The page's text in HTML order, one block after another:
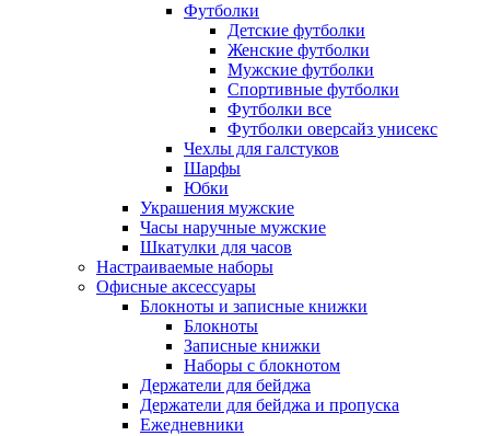
Футболки
Детские футболки
Женские футболки
Мужские футболки
Спортивные футболки
Футболки все
Футболки оверсайз унисекс
Чехлы для галстуков
Шарфы
Юбки
Украшения мужские
Часы наручные мужские
Шкатулки для часов
Настраиваемые наборы
Офисные аксессуары
Блокноты и записные книжки
Блокноты
Записные книжки
Наборы с блокнотом
Держатели для бейджа
Держатели для бейджа и пропуска
Ежедневники